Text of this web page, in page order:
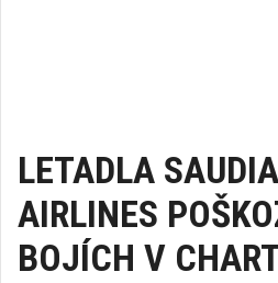
LETADLA
AIRLINES
BOJÍCH V